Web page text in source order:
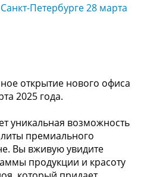
Петербурге 28 марта
открытие нового офиса
2025 года.
уникальная возможность
премиального
Вы вживую увидите
продукции и красоту